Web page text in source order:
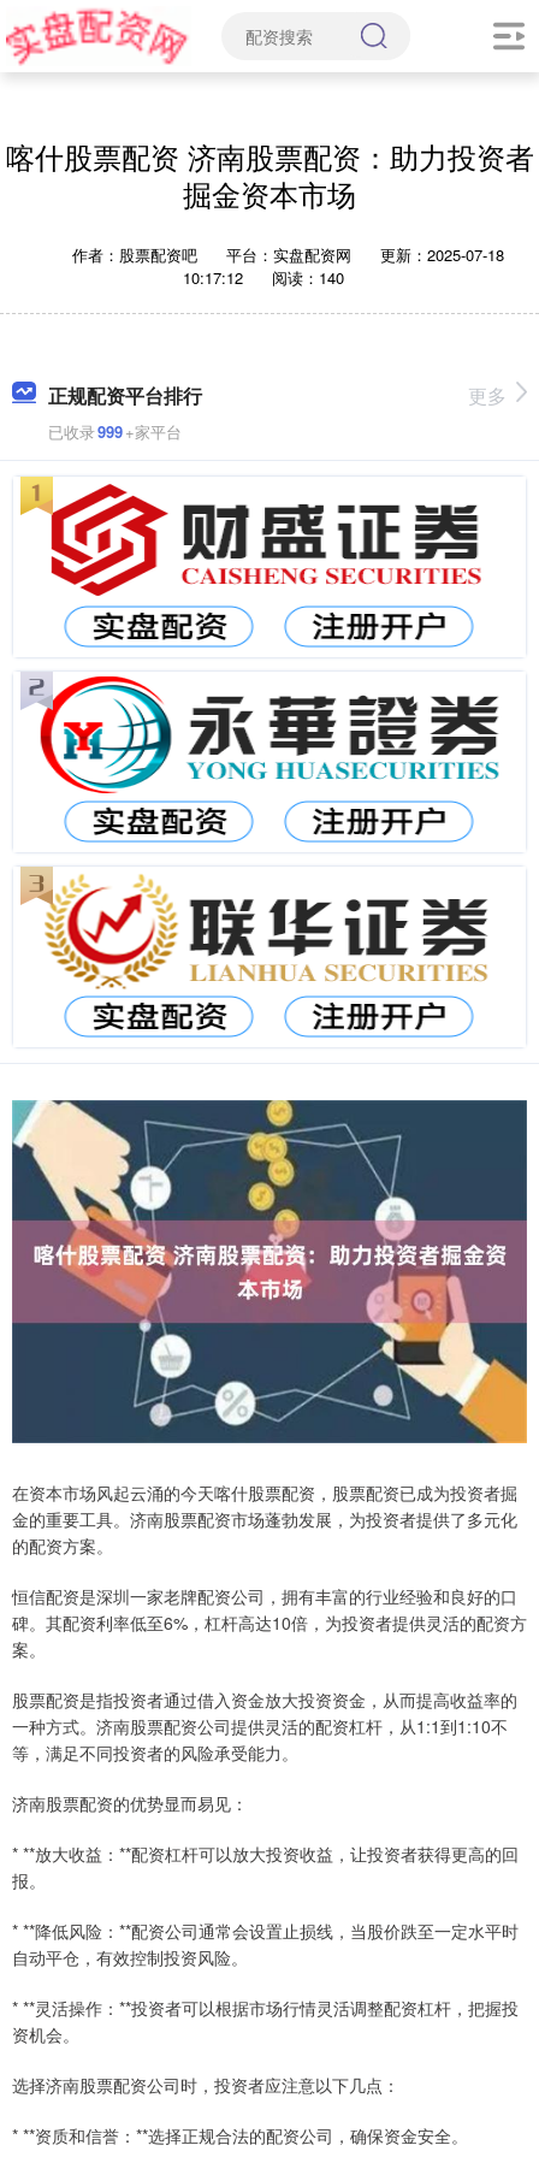
喀什股票配资 济南股票配资：助力投资者
掘金资本市场
作者：股票配资吧 平台：实盘配资网
更新：2025-07-18
10:17:12
阅读：140
正规配资平台排行
已收录999+家平台
更多
在资本市场风起云涌的今天喀什股票配资，股票配资已成为投资者掘
金的重要工具。济南股票配资市场蓬勃发展，为投资者提供了多元化
的配资方案。
恒信配资是深圳一家老牌配资公司，拥有丰富的行业经验和良好的口
碑。其配资利率低至6%，杠杆高达10倍，为投资者提供灵活的配资方
案。
股票配资是指投资者通过借入资金放大投资资金，从而提高收益率的
一种方式。济南股票配资公司提供灵活的配资杠杆，从1:1到1:10不
等，满足不同投资者的风险承受能力。
济南股票配资的优势显而易见：
* **放大收益：**配资杠杆可以放大投资收益，让投资者获得更高的回
报。
* **降低风险：**配资公司通常会设置止损线，当股价跌至一定水平时
自动平仓，有效控制投资风险。
* **灵活操作：**投资者可以根据市场行情灵活调整配资杠杆，把握投
资机会。
选择济南股票配资公司时，投资者应注意以下几点：
* **资质和信誉：**选择正规合法的配资公司，确保资金安全。